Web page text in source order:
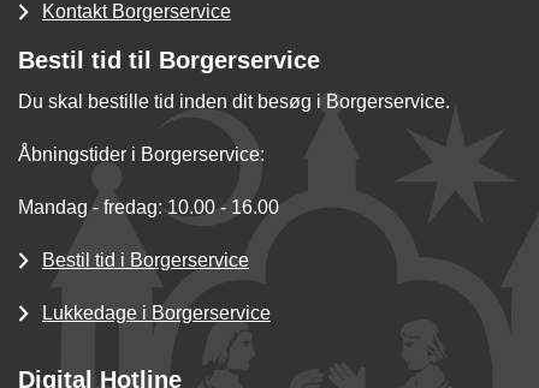
Kontakt Borgerservice
Bestil tid til Borgerservice
Du skal bestille tid inden dit besøg i Borgerservice.
Åbningstider i Borgerservice:
Mandag - fredag: 10.00 - 16.00
Bestil tid i Borgerservice
Lukkedage i Borgerservice
Digital Hotline